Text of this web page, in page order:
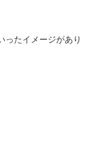
ったイメージがあり